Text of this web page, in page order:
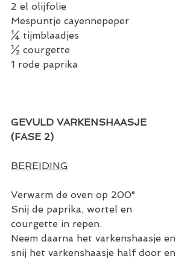
2 el olijfolie
Mespuntje cayennepeper
¼ tijmblaadjes
½ courgette
1 rode paprika
GEVULD VARKENSHAASJE
(FASE 2)
BEREIDING
Verwarm de oven op 200°
Snij de paprika, wortel en
courgette in repen.
Neem daarna het varkenshaasje en
snij het varkenshaasje half door en